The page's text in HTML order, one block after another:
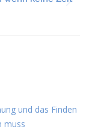
und das Finden
muss